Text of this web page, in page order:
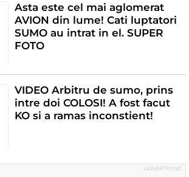
Asta este cel mai aglomerat
AVION din lume! Cati luptatori
SUMO au intrat in el. SUPER
FOTO
VIDEO Arbitru de sumo, prins
intre doi COLOSI! A fost facut
KO si a ramas inconstient!